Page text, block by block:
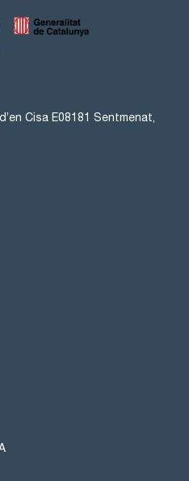
Cisa E08181 Sentmenat,